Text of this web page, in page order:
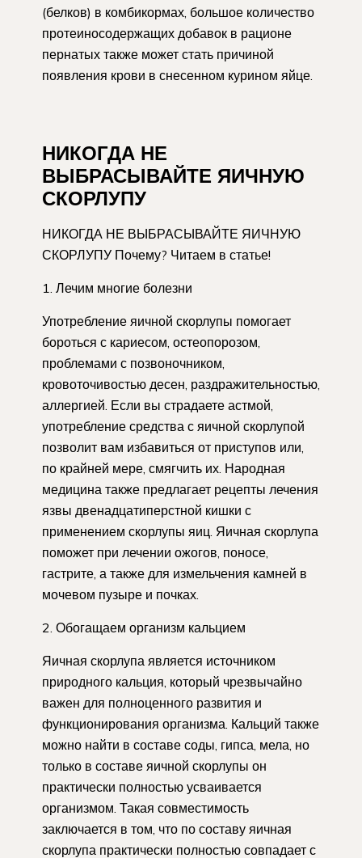
(белков) в комбикормах, большое количество
протеиносодержащих добавок в рационе
пернатых также может стать причиной
появления крови в снесенном курином яйце.
НИКОГДА НЕ
ВЫБРАСЫВАЙТЕ ЯИЧНУЮ
СКОРЛУПУ
НИКОГДА НЕ ВЫБРАСЫВАЙТЕ ЯИЧНУЮ
СКОРЛУПУ Почему? Читаем в статье!
1. Лечим многие болезни
Употребление яичной скорлупы помогает
бороться с кариесом, остеопорозом,
проблемами с позвоночником,
кровоточивостью десен, раздражительностью,
аллергией. Если вы страдаете астмой,
употребление средства с яичной скорлупой
позволит вам избавиться от приступов или,
по крайней мере, смягчить их. Народная
медицина также предлагает рецепты лечения
язвы двенадцатиперстной кишки с
применением скорлупы яиц. Яичная скорлупа
поможет при лечении ожогов, поносе,
гастрите, а также для измельчения камней в
мочевом пузыре и почках.
2. Обогащаем организм кальцием
Яичная скорлупа является источником
природного кальция, который чрезвычайно
важен для полноценного развития и
функционирования организма. Кальций также
можно найти в составе соды, гипса, мела, но
только в составе яичной скорлупы он
практически полностью усваивается
организмом. Такая совместимость
заключается в том, что по составу яичная
скорлупа практически полностью совпадает с